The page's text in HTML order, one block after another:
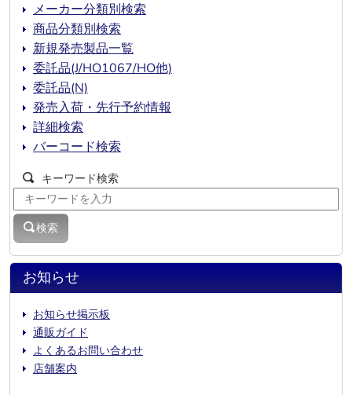
お知らせ
お知らせ掲示板
通販ガイド
よくあるお問い合わせ
店舗案内
メーカー分類別検索
商品分類別検索
新規発売製品一覧
委託品(J/HO1067/HO他)
委託品(N)
発売入荷・先行予約情報
詳細検索
バーコード検索
キーワード検索
検索